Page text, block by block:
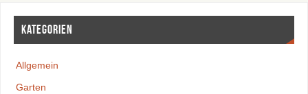
Kategorien
Allgemein
Garten